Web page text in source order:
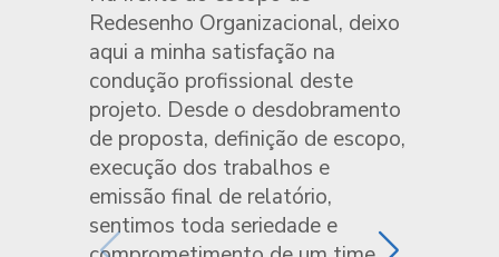
Redesenho Organizacional, deixo
aqui a minha satisfação na
condução profissional deste
projeto. Desde o desdobramento
de proposta, definição de escopo,
execução dos trabalhos e
emissão final de relatório,
sentimos toda seriedade e